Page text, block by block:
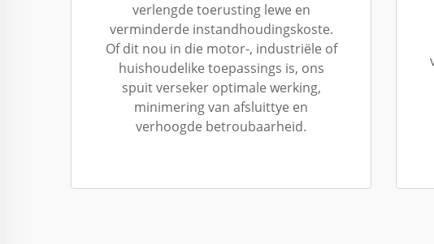
verlengde toerusting lewe en
verminderde instandhoudingskoste.
Of dit nou in die motor-, industriële of
huishoudelike toepassings is, ons
spuit verseker optimale werking,
minimering van afsluittye en
verhoogde betroubaarheid.